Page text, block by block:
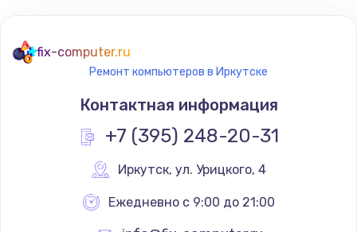
Замена северного моста
1950 руб.
Заказать
Ремонт цепей питания
fix-computer.ru
Ремонт компьютеров в Иркутске
Контактная информация
+7 (395) 248-20-31
Иркутск, ул. Урицкого, 4
Ежедневно с 9:00 до 21:00